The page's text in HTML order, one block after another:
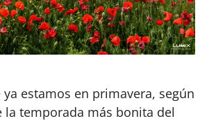
estamos en primavera, según
la temporada más bonita del